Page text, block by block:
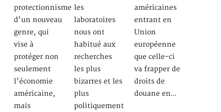
protectionnisme
d'un nouveau
genre, qui
vise à
protéger non
seulement
l'économie
américaine,
mais
les
laboratoires
nous ont
habitué aux
recherches
les plus
bizarres et les
plus
politiquement
américaines
entrant en
Union
européenne
que celle-ci
va frapper de
droits de
douane en…